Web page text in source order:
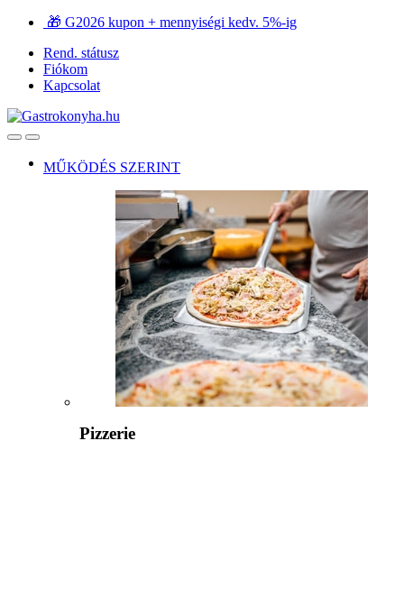
Ugrás
navigációhoz
Ugrás
tartalomra
🎁 G2026 kupon + mennyiségi kedv. 5%-ig
Rend. státusz
Fiókom
Kapcsolat
OpenClose
MŰKÖDÉS SZERINT
Pizzerie